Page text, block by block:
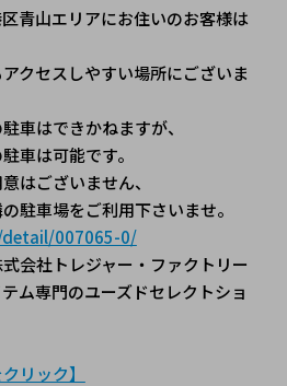
青山エリアにお住いのお客様は
クセスしやすい場所にございま
車はできかねますが、
車は可能です。
はございません、
駐車場をご利用下さいませ。
007065-0/
会社トレジャー・ファクトリー
ム専門のユーズドセレクトショ
リック】